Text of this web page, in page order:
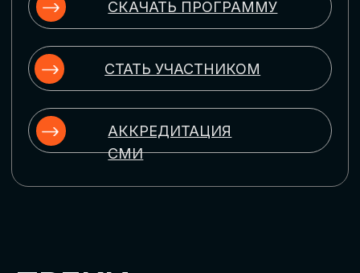
Рассмотрим управление человеческим
комплексные решения для роста
производительности и кейсы
оптимизации процессов найма,
развития, оценки и удержания
ЦИФРОВИЗАЦИЯ
КЛИЕНТСКОГО СЕРВИСА
Разберем кейсы в сфере цифровизации